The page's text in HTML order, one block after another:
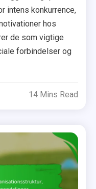
intens konkurrence,
hos
de som vigtige
forbindelser og
14 Mins Read